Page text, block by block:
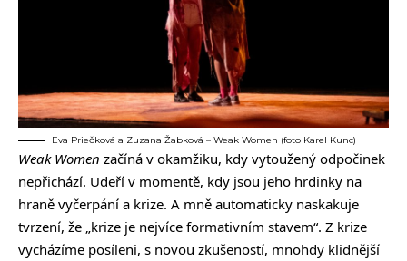
Eva Priečková a Zuzana Žabková – Weak Women (foto Karel Kunc)
Weak Women začíná v okamžiku, kdy vytoužený odpočinek
nepřichází. Udeří v momentě, kdy jsou jeho hrdinky na
hraně vyčerpání a krize. A mně automaticky naskakuje
tvrzení, že „krize je nejvíce formativním stavem“. Z krize
vycházíme posíleni, s novou zkušeností, mnohdy klidnější